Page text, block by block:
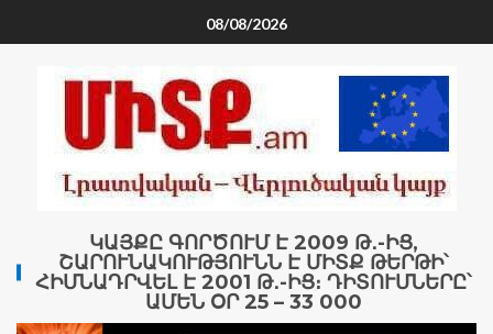
08/08/2026
ԿԱՅՔԸ ԳՈՐԾՈՒՄ Է 2009 Թ․-ԻՑ,
ՇԱՐՈՒՆԱԿՈՒԹՅՈՒՆՆ Է ՄԻՏՔ ԹԵՐԹԻ՝
ՀԻՄՆԱԴՐՎԵԼ Է 2001 Թ․-ԻՑ։ ԴԻՏՈՒՄՆԵՐԸ՝
ԱՄԵՆ ՕՐ 25 – 33 000